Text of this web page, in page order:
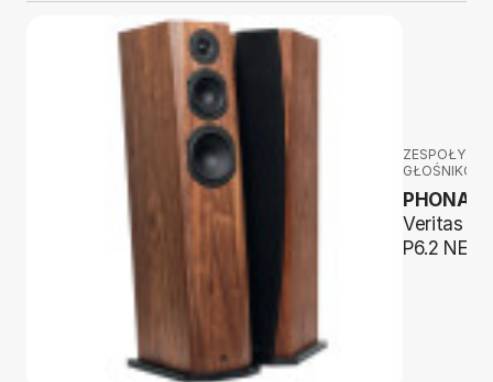
ZESPOŁY
PHONAR
Veritas
P6.2 NEXT